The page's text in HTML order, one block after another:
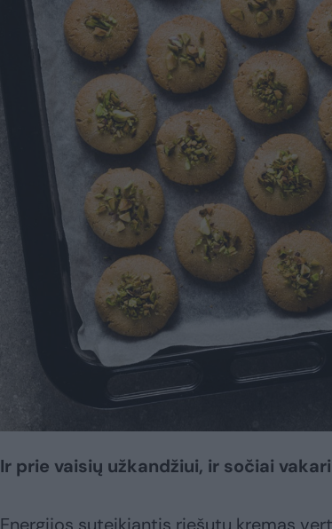
Ir prie vaisių užkandžiui, ir sočiai